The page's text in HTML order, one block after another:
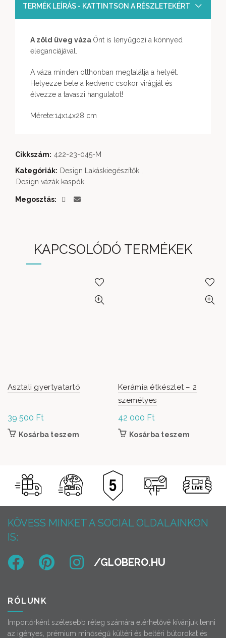
TERMÉK LEÍRÁS - KATTINTSON A RÉSZLETEKÉRT
A zöld üveg váza Önt is lenyűgözi a könnyed
eleganciájával.
A váza minden otthonban megtalálja a helyét.
Helyezze bele a kedvenc csokor virágját és
élvezze a tavaszi hangulatot!
Mérete:14x14x28 cm
Cikkszám: 422-23-045-M
Kategóriák: Design Lakáskiegészítők
Design vázák kaspók
Megosztás
KAPCSOLÓDÓ TERMÉKEK
Asztali gyertyatartó
39 500 Ft
Kosárba teszem
Kerámia étkészlet – 2
személyes
42 000 Ft
Kosárba teszem
KÖVESS MINKET A SOCIAL OLDALAINKON
IS:
RÓLUNK
Importőrként szélesebb réteg számára elérhetővé kívánjuk tenni
az igényes, prémium minőségű kültéri és beltéri bútorokat és